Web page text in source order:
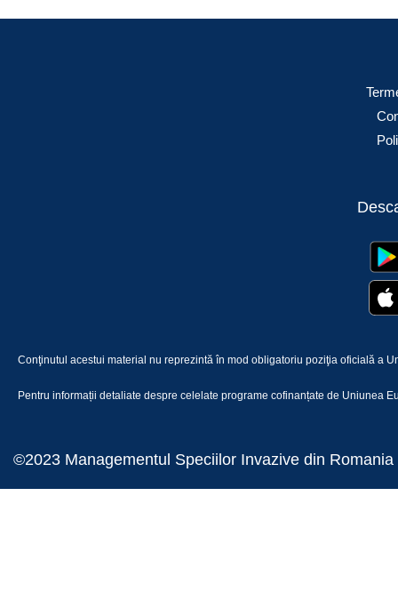
Conţinutul acestui material nu reprezintă în mod obligatoriu poziţia oficială a
Pentru informații detaliate despre celelate programe cofinanțate de Uniunea
©2023 Managementul Speciilor Invazive din Romania